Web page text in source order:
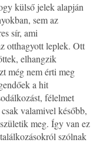
külső jelek alapján
sem az
sír, ami
otthagyott leplek. Ott
elhangzik
még nem érti meg
a hit
félelmet
valamivel később,
meg. Így van ez
szólnak